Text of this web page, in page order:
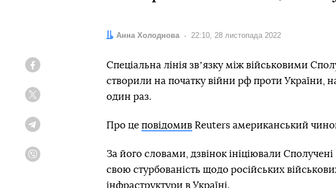
Автор:
Анна Холоднова Дата:
22:10, 28 листопада 2022
Спеціальна лінія звʼязку між військовими
створили на початку війни рф проти України,
один раз.
Про це повідомив Reuters американський
За його словами, дзвінок ініціювали
свою стурбованість щодо російських
інфраструктури в Україні.